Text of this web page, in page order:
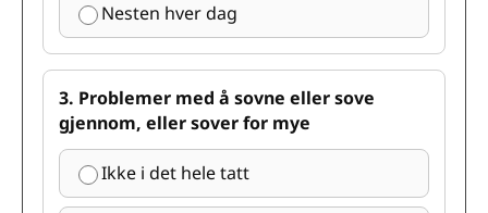
Nesten hver dag
3. Problemer med å sovne eller sove
gjennom, eller sover for mye
Ikke i det hele tatt